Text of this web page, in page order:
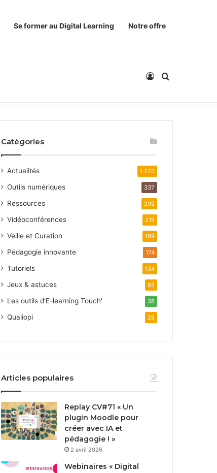
Se former au Digital Learning Notre offre
Connexion
Rechercher
Catégories
Actualités 1 270
Outils numériques 337
Ressources 292
Vidéoconférences 215
Veille et Curation 199
Pédagogie innovante 174
Tutoriels 134
Jeux & astuces 85
Les outils d'E-learning Touch' 38
Qualiopi 28
Articles populaires
Replay CV#71 « Un
plugin Moodle pour
créer avec IA et
pédagogie ! »
2 avril 2026
Webinaires « Digital